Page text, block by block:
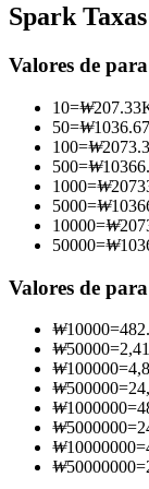
Futuros
Copiar
Junte-se aos
Spark
Valores de
10=₩207.33
50=₩1036.67
100=₩
500=₩
1000=₩
5000=₩
10000=₩
50000=₩
Valores de
₩10000=
₩50000=
₩100000=
₩500000=
₩1000000=
₩5000000=
₩10000000=
₩50000000=